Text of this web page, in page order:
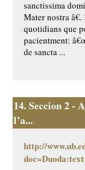
sanctissima
Mater nostra
quotidians que
pacientment:
de sancta ...
14. Seccion 2 -
l’a...
http://